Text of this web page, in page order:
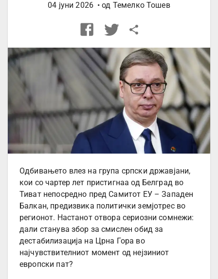
04 јуни 2026 • од Темелко Тошев
Одбивањето влез на група српски државјани,
кои со чартер лет пристигнаа од Белград во
Тиват непосредно пред Самитот ЕУ – Западен
Балкан, предизвика политички земјотрес во
регионот. Настанот отвора сериозни сомнежи:
дали станува збор за смислен обид за
дестабилизација на Црна Гора во
најчувствителниот момент од нејзиниот
европски пат?